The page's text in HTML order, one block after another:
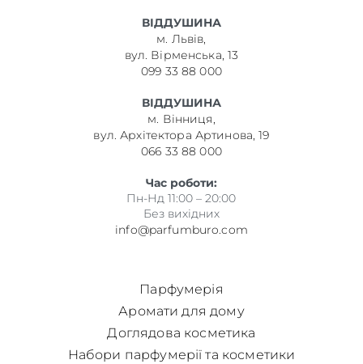
ВІДДУШИНА
м. Львів,
вул. Вірменська, 13
099 33 88 000
ВІДДУШИНА
м. Вінниця,
вул. Архітектора Артинова, 19
066 33 88 000
Час роботи:
Пн-Нд 11:00 – 20:00
Без вихідних
info@parfumburo.com
Парфумерія
Аромати для дому
Доглядова косметика
Набори парфумерії та косметики